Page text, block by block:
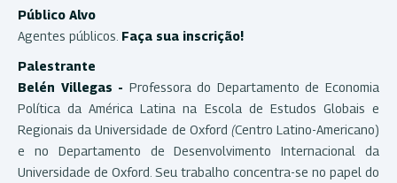
Público Alvo
Agentes públicos. Faça sua inscrição!
Palestrante
Belén Villegas - Professora do Departamento de Economia
Política da América Latina na Escola de Estudos Globais e
Regionais da Universidade de Oxford (Centro Latino-Americano)
e no Departamento de Desenvolvimento Internacional da
Universidade de Oxford. Seu trabalho concentra-se no papel do